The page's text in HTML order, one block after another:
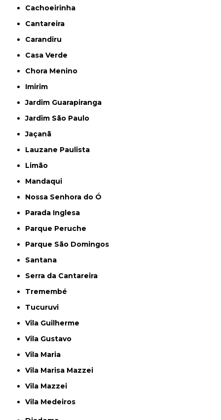
Cachoeirinha
Cantareira
Carandiru
Casa Verde
Chora Menino
Imirim
Jardim Guarapiranga
Jardim São Paulo
Jaçanã
Lauzane Paulista
Limão
Mandaqui
Nossa Senhora do Ó
Parada Inglesa
Parque Peruche
Parque São Domingos
Santana
Serra da Cantareira
Tremembé
Tucuruvi
Vila Guilherme
Vila Gustavo
Vila Maria
Vila Marisa Mazzei
Vila Mazzei
Vila Medeiros